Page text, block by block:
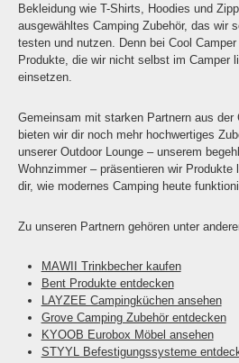
Bekleidung wie T-Shirts, Hoodies und
ausgewähltes Camping Zubehör, das wir
testen und nutzen. Denn bei Cool
Produkte, die wir nicht selbst im Camper
einsetzen.
Gemeinsam mit starken Partnern aus der
bieten wir dir noch mehr hochwertiges
unserer Outdoor Lounge – unserem
Wohnzimmer – präsentieren wir
dir, wie modernes Camping heute
Zu unseren Partnern gehören unter
MAWII Trinkbecher kaufen
Bent Produkte entdecken
LAYZEE Campingküchen ansehen
Grove Camping Zubehör entdecken
KYOOB Eurobox Möbel ansehen
STYYL Befestigungssysteme